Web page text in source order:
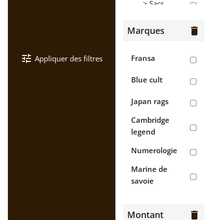
tune Appliquer des filtres
> Sacs
Hommes
Chemisettes
> Pantalons
Marques delete
Fransa
Blue cult
Japan rags
Cambridge
legend
Numerologie
Marine de
savoie
Montant delete